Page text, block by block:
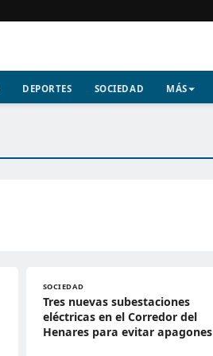
DEPORTES SOCIEDAD MÁS
SOCIEDAD
Tres nuevas subestaciones
eléctricas en el Corredor del
Henares para evitar apagones